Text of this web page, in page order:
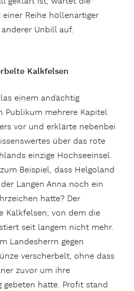
Reihe höllenartiger
Unbill auf.
Kalkfelsen
einem andächtig
Publikum mehrere Kapitel
vor und erklärte nebenbei
über das rote
einzige Hochseeinsel.
Beispiel, dass Helgoland
Langen Anna noch ein
hatte? Der
Kalkfelsen, von dem die
seit langem nicht mehr.
Landesherrn gegen
verscherbelt, ohne dass
zuvor um ihre
gebeten hatte. Profit stand